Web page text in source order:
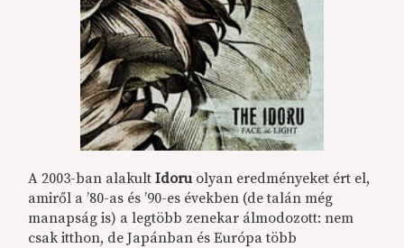
A 2003-ban alakultIdoruolyan eredményeket ért el,
amiről a ’80-as és ’90-es években (de talán még
manapság is) a legtöbb zenekar álmodozott: nem
csak itthon, de Japánban és Európa több